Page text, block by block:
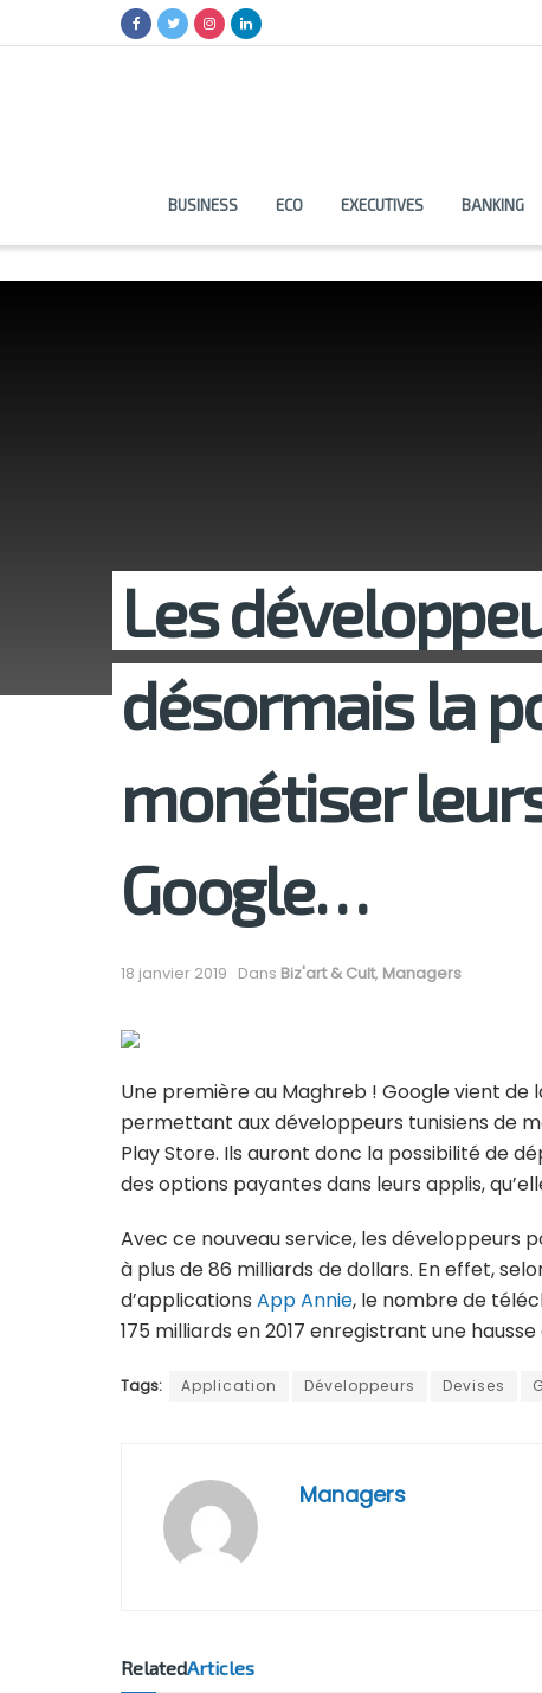
BUSINESS ECO EXECUTIVES BANKING
Les
désormais la
monétiser
Google…
18 janvier 2019 Dans Biz'art & Cult, Managers
Une première au Maghreb ! Google vient
permettant aux développeurs tunisiens de
Play Store. Ils auront donc la possibilité de
des options payantes dans leurs applis,
Avec ce nouveau service, les développeurs
à plus de 86 milliards de dollars. En effet,
d’applications App Annie, le nombre de
175 milliards en 2017 enregistrant une
Tags: Application Développeurs Devises
Managers
RelatedArticles